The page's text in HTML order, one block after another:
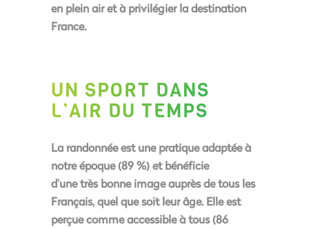
en plein air et à privilégier la destination
France.
UN SPORT DANS
L’AIR DU TEMPS
La randonnée est unepratique adaptée à
notre époque (89 %)et bénéficie
d’unetrès bonne image auprès de tous les
Français, quel que soit leur âge. Elle est
perçue commeaccessible à tous(86